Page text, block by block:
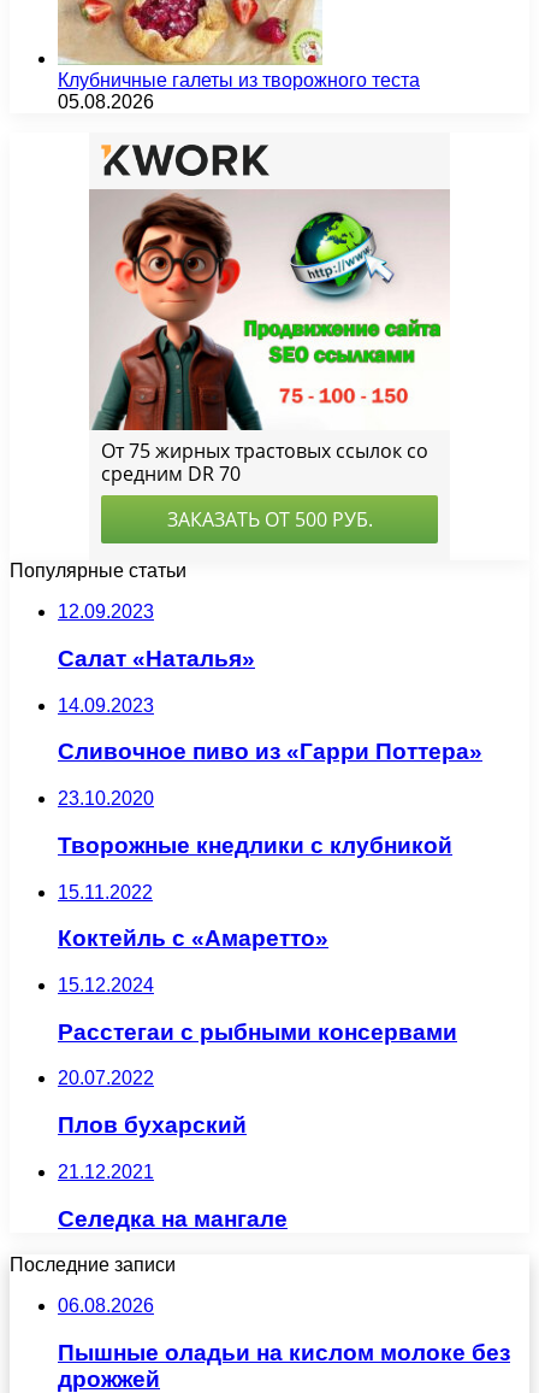
Клубничные галеты из творожного теста
05.08.2026
Популярные статьи
12.09.2023
Салат «Наталья»
14.09.2023
Сливочное пиво из «Гарри Поттера»
23.10.2020
Творожные кнедлики с клубникой
15.11.2022
Коктейль с «Амаретто»
15.12.2024
Расстегаи с рыбными консервами
20.07.2022
Плов бухарский
21.12.2021
Селедка на мангале
Последние записи
06.08.2026
Пышные оладьи на кислом молоке без
дрожжей